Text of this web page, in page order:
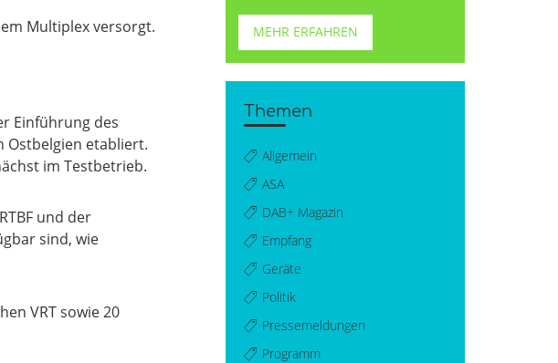
Multiplex versorgt.
Einführung des
Ostbelgien etabliert.
im Testbetrieb.
und der
sind, wie
VRT sowie 20
MEHR ERFAHREN
Themen
Allgemein
ASA
DAB+ Magazin
Empfang
Geräte
Politik
Pressemeldungen
Programm